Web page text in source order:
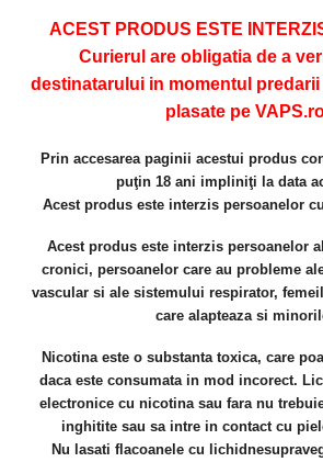
ACEST PRODUS ESTE
Curierul are obligatia de a
destinatarului in momentul
plasate pe
Prin accesarea paginii acestui produs
puţin 18 ani impliniţi la data
Acest produs este interzis persoanelor
Acest produs este interzis persoanelor
cronici, persoanelor care au probleme
vascular si ale sistemului respirator,
care alapteaza si
Nicotina este o substanta toxica, care
daca este consumata in mod incorect.
electronice cu nicotina sau fara nu
inghitite sau sa intre in contact cu
Nu lasati flacoanele cu